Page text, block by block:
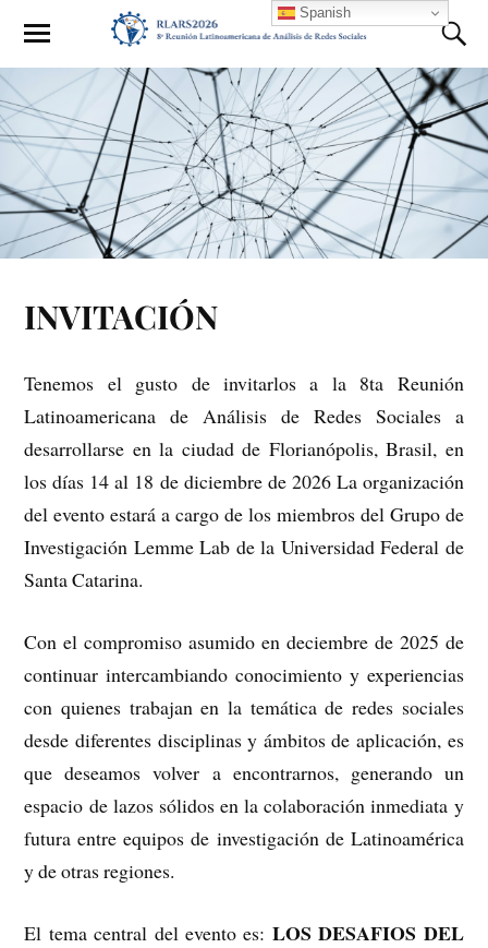
INVITACIÓN
Tenemos el gusto de invitarlos a la 8ta Reunión
Latinoamericana de Análisis de Redes Sociales a
desarrollarse en la ciudad de Florianópolis, Brasil, en
los días 14 al 18 de diciembre de 2026 La organización
del evento estará a cargo de los miembros del Grupo de
Investigación Lemme Lab de la Universidad Federal de
Santa Catarina.
Con el compromiso asumido en deciembre de 2025 de
continuar intercambiando conocimiento y experiencias
con quienes trabajan en la temática de redes sociales
desde diferentes disciplinas y ámbitos de aplicación, es
que deseamos volver a encontrarnos, generando un
espacio de lazos sólidos en la colaboración inmediata y
futura entre equipos de investigación de Latinoamérica
y de otras regiones.
El tema central del evento es: LOS DESAFIOS DEL
Spanish